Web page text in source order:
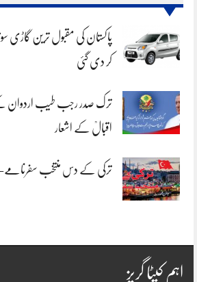
پاکستان کی مقبول ترین گاڑی
کر دی گئی
ترک صدر رجب طیب اردوان
اقبالؒ کے اشعار
ترکی کے دس منتخب
اہم کیٹا گریز